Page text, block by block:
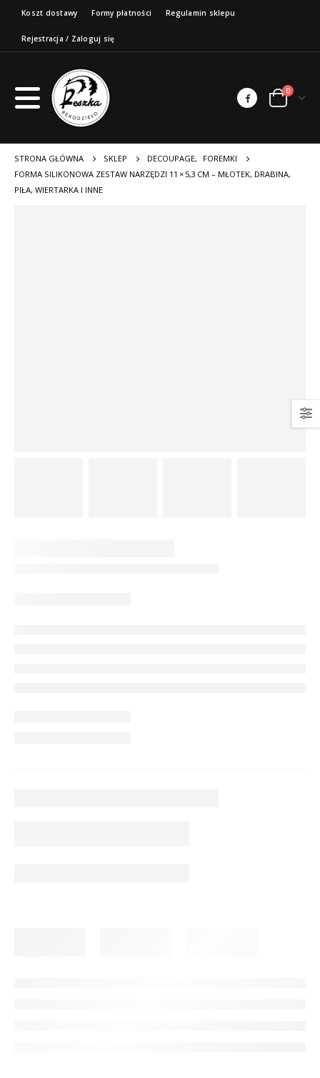
Koszt dostawy Formy płatności Regulamin sklepu
Rejestracja / Zaloguj się
0
STRONA GŁÓWNA SKLEP DECOUPAGE,
FOREMKI
FORMA SILIKONOWA ZESTAW NARZĘDZI 11 × 5,3 CM – MŁOTEK, DRABINA,
PIŁA, WIERTARKA I INNE